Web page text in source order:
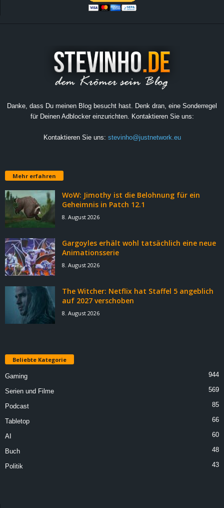
Danke, dass Du meinen Blog besucht hast. Denk dran, eine Sonderregel
für Deinen Adblocker einzurichten. Kontaktieren Sie uns:
Kontaktieren Sie uns: stevinho@justnetwork.eu
Mehr erfahren
WoW: Jimothy ist die Belohnung für ein
Geheimnis in Patch 12.1
8. August 2026
Gargoyles erhält wohl tatsächlich eine neue
Animationsserie
8. August 2026
The Witcher: Netflix hat Staffel 5 angeblich
auf 2027 verschoben
8. August 2026
Beliebte Kategorie
Gaming 944
Serien und Filme 569
Podcast 85
Tabletop 66
AI 60
Buch 48
Politik 43